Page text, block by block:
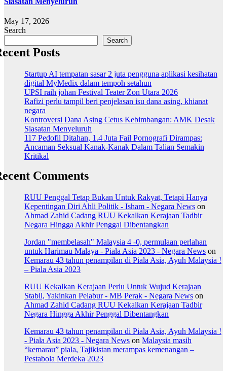
May 17, 2026
Search
Search
Posts
Startup AI tempatan sasar 2 juta pengguna aplikasi kesihatan
digital MyMedix dalam tempoh setahun
UPSI raih johan Festival Teater Zon Utara 2026
Rafizi perlu tampil beri penjelasan isu dana asing, khianat
negara
Kontroversi Dana Asing Cetus Kebimbangan: AMK Desak
Siasatan Menyeluruh
117 Pedofil Ditahan, 1.4 Juta Fail Pornografi Dirampas:
Ancaman Seksual Kanak-Kanak Dalam Talian Semakin
Kritikal
Comments
RUU Penggal Tetap Bukan Untuk Rakyat, Tetapi Hanya
Kepentingan Diri Ahli Politik - Isham - Negara News on
Ahmad Zahid Cadang RUU Kekalkan Kerajaan Tadbir
Negara Hingga Akhir Penggal Dibentangkan
Jordan "membelasah" Malaysia 4 -0, permulaan perlahan
untuk Harimau Malaya - Piala Asia 2023 - Negara News on
Kemarau 43 tahun penampilan di Piala Asia, Ayuh Malaysia !
– Piala Asia 2023
RUU Kekalkan Kerajaan Perlu Untuk Wujud Kerajaan
Stabil, Yakinkan Pelabur - MB Perak - Negara News on
Ahmad Zahid Cadang RUU Kekalkan Kerajaan Tadbir
Negara Hingga Akhir Penggal Dibentangkan
Kemarau 43 tahun penampilan di Piala Asia, Ayuh Malaysia !
- Piala Asia 2023 - Negara News on Malaysia masih
“kemarau” piala, Tajikistan merampas kemenangan –
Pestabola Merdeka 2023